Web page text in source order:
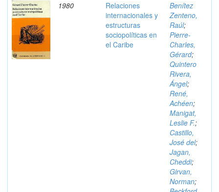
1980
Relaciones
internacionales y
estructuras
sociopolíticas en
el Caribe
Benítez
Zenteno,
Raúl;
Pierre-
Charles,
Gérard;
Quintero
Rivera,
Ángel;
René,
Achéen;
Manigat,
Leslie F.;
Castillo,
José del;
Jagan,
Cheddi;
Girvan,
Norman;